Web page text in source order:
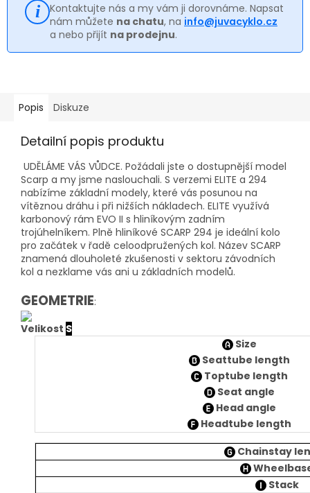
Kontaktujte nás a my vám ji dorovnáme. Napsat
nám můžete na chatu, na info@juvacyklo.cz
a nebo přijít na prodejnu.
Popis Diskuze
Detailní popis produktu
UDĚLÁME VÁS VŮDCE. Požádali jste o dostupnější model
Scarp a my jsme naslouchali. S verzemi ELITE a 294
nabízíme základní modely, které vás posunou na
vítěznou dráhu i při nižších nákladech. ELITE využívá
karbonový rám EVO II s hliníkovým zadním
trojúhelníkem. Plně hliníkové SCARP 294 je ideální kolo
pro začátek v řadě celoodpružených kol. Název SCARP
znamená dlouholeté zkušenosti v sektoru závodních
kol a nezklame vás ani u základních modelů.
GEOMETRIE:
Velikost S
Size
Seattube length
Toptube length
Seat angle
Head angle
Headtube length
Chainstay
Stack